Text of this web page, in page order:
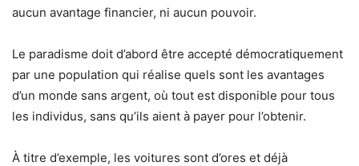
aucun avantage financier, ni aucun pouvoir.
Le paradisme doit d’abord être accepté démocratiquement
par une population qui réalise quels sont les avantages
d’un monde sans argent, où tout est disponible pour tous
les individus, sans qu’ils aient à payer pour l’obtenir.
À titre d’exemple, les voitures sont d’ores et déjà